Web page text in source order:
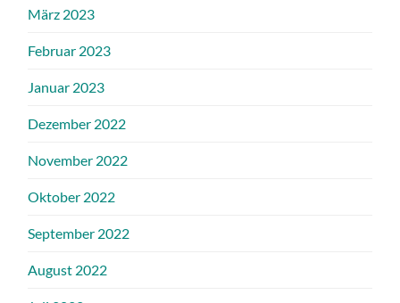
März 2023
Februar 2023
Januar 2023
Dezember 2022
November 2022
Oktober 2022
September 2022
August 2022